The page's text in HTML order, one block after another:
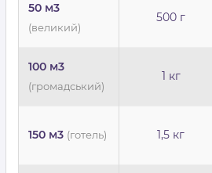
50 м3
(великий)
500 г
100 м3
(громадський)
1 кг
150 м3 (готель) 1,5 кг